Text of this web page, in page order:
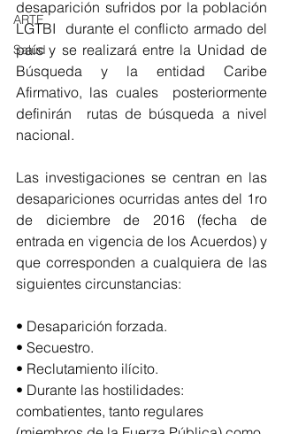
ARTE
Salud
desaparición sufridos por la población
LGTBI  durante el conflicto armado del
país y se realizará entre la Unidad de
Búsqueda y la entidad Caribe
Afirmativo, las cuales  posteriormente
definirán  rutas de búsqueda a nivel
nacional.
Las investigaciones se centran en las
desapariciones ocurridas antes del 1ro
de diciembre de 2016 (fecha de
entrada en vigencia de los Acuerdos) y
que corresponden a cualquiera de las
siguientes circunstancias:
• Desaparición forzada.
• Secuestro.
• Reclutamiento ilícito.
• Durante las hostilidades:
combatientes, tanto regulares